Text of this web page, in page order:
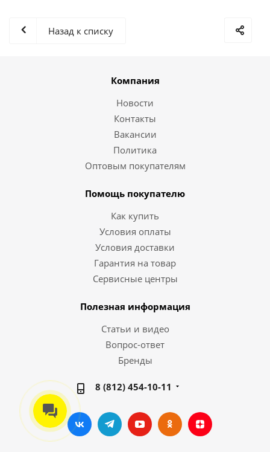
Назад к списку
Компания
Новости
Контакты
Вакансии
Политика
Оптовым покупателям
Помощь покупателю
Как купить
Условия оплаты
Условия доставки
Гарантия на товар
Сервисные центры
Полезная информация
Статьи и видео
Вопрос-ответ
Бренды
8 (812) 454-10-11